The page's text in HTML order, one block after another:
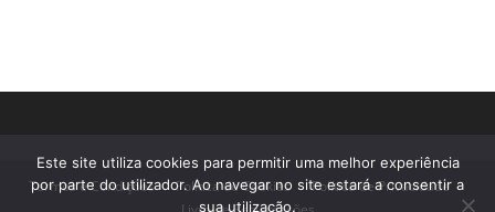
Termos e Condições Política de Cookies
Política de Privacidade
Este site utiliza cookies para permitir uma melhor experiência
por parte do utilizador. Ao navegar no site estará a consentir a
sua utilização.